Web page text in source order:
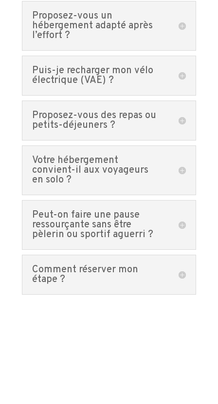
Proposez-vous un
hébergement adapté après
l’effort ?
Puis-je recharger mon vélo
électrique (VAE) ?
Proposez-vous des repas ou
petits-déjeuners ?
Votre hébergement
convient-il aux voyageurs
en solo ?
Peut-on faire une pause
ressourçante sans être
pèlerin ou sportif aguerri ?
Comment réserver mon
étape ?